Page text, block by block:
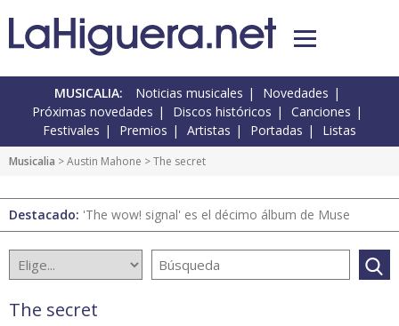
MUSICALIA: Noticias musicales
Novedades
Próximas novedades
Discos históricos
Canciones
Festivales
Premios Artistas Portadas Listas
Musicalia > Austin Mahone > The secret
Destacado: 'The wow! signal' es el décimo álbum de Muse
The secret